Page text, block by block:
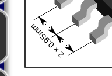
2 x 0.95mm